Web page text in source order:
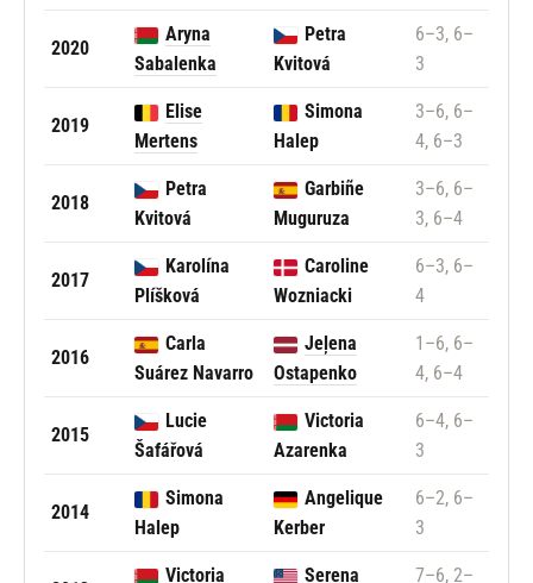
2020
Aryna
Sabalenka
Petra
Kvitová
6–3, 6–
3
2019
Elise
Mertens
Simona
Halep
3–6, 6–
4, 6–3
2018
Petra
Kvitová
Garbiñe
Muguruza
3–6, 6–
3, 6–4
2017
Karolína
Plíšková
Caroline
Wozniacki
6–3, 6–
4
2016
Carla
Suárez Navarro
Jeļena
Ostapenko
1–6, 6–
4, 6–4
2015
Lucie
Šafářová
Victoria
Azarenka
6–4, 6–
3
2014
Simona
Halep
Angelique
Kerber
6–2, 6–
3
Victoria
Serena
7–6, 2–